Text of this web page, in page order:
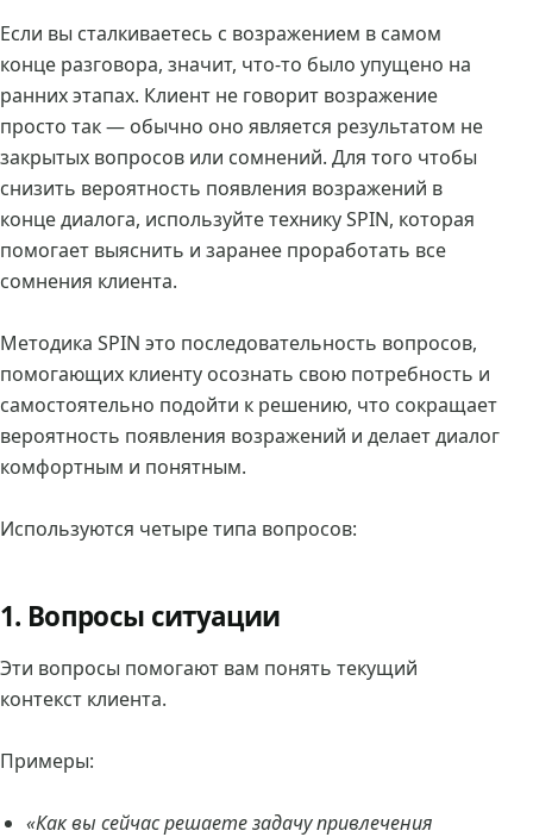
Если вы сталкиваетесь с возражением в самом
конце разговора, значит, что-то было упущено на
ранних этапах. Клиент не говорит возражение
просто так — обычно оно является результатом не
закрытых вопросов или сомнений. Для того чтобы
снизить вероятность появления возражений в
конце диалога, используйте технику SPIN, которая
помогает выяснить и заранее проработать все
сомнения клиента.
Методика SPIN это последовательность вопросов,
помогающих клиенту осознать свою потребность и
самостоятельно подойти к решению, что сокращает
вероятность появления возражений и делает диалог
комфортным и понятным.
Используются четыре типа вопросов:
1. Вопросы ситуации
Эти вопросы помогают вам понять текущий
контекст клиента.
Примеры:
«Как вы сейчас решаете задачу привлечения